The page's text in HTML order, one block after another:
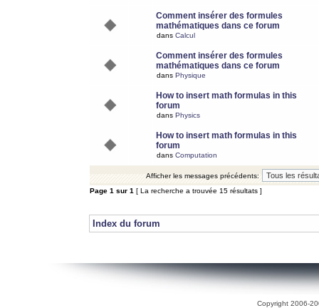
Comment insérer des formules
mathématiques dans ce forum
dans Calcul
Comment insérer des formules
mathématiques dans ce forum
dans Physique
How to insert math formulas in this
forum
dans Physics
How to insert math formulas in this
forum
dans Computation
Afficher les messages précédents:
Page 1 sur 1 [ La recherche a trouvée 15 résultats ]
Index du forum
Copyright 2006-